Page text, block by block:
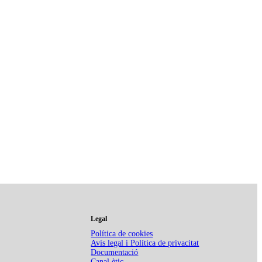
Legal
Política de cookies
Avís legal i Política de privacitat
Documentació